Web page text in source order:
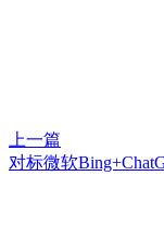
上一篇
对标微软